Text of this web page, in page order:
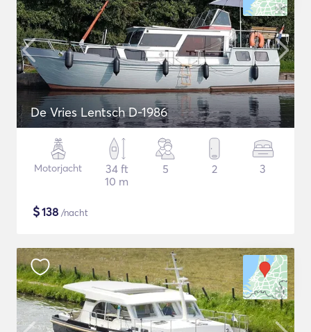
De Vries Lentsch D-1986
Motorjacht
34 ft
10 m
5 2 3
$138 /nacht